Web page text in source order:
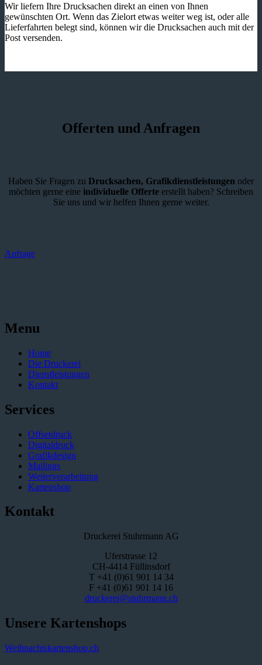
Wir liefern Ihre Drucksachen direkt an einen von Ihnen
gewünschten Ort. Wenn das Zielort etwas weiter weg ist, oder alle
Lieferfahrten belegt sind, können wir die Drucksachen auch mit der
Post versenden.
Offerten und Anfragen
Haben Sie Fragen zu Drucksachen, Grafikdienstleistungen oder
möchten gerne eine individuelle Offerte erstellt haben? Schreiben
Sie uns und wir helfen Ihnen gerne weiter.
Anfrage
Menu
Home
Die Druckerei
Dienstleistungen
Kontakt
Services
Offsetdruck
Digitaldruck
Grafikdesign
Mailings
Weiterverarbeitung
Kartenshop
Kontakt
Druckerei Stuhrmann AG
Uferstrasse 12
CH-4414 Füllinsdorf
T +41 (0)61 901 14 34
F +41 (0)61 901 14 16
druckerei@stuhrmann.ch
Unsere Kartenshops
Weihnachtskartenshop.ch